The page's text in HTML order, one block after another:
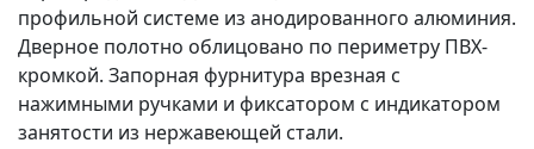
профильной системе из анодированного алюминия.
Дверное полотно облицовано по периметру ПВХ-
кромкой. Запорная фурнитура врезная с
нажимными ручками и фиксатором с индикатором
занятости из нержавеющей стали.